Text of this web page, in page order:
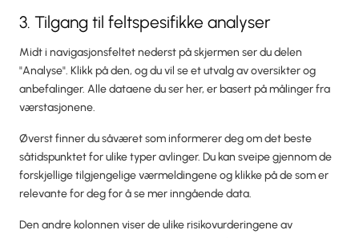
3. Tilgang til feltspesifikke analyser
Midt i navigasjonsfeltet nederst på skjermen ser du delen
"Analyse". Klikk på den, og du vil se et utvalg av oversikter og
anbefalinger. Alle dataene du ser her, er basert på målinger fra
værstasjonene.
Øverst finner du såværet som informerer deg om det beste
såtidspunktet for ulike typer avlinger. Du kan sveipe gjennom de
forskjellige tilgjengelige værmeldingene og klikke på de som er
relevante for deg for å se mer inngående data.
Den andre kolonnen viser de ulike risikovurderingene av